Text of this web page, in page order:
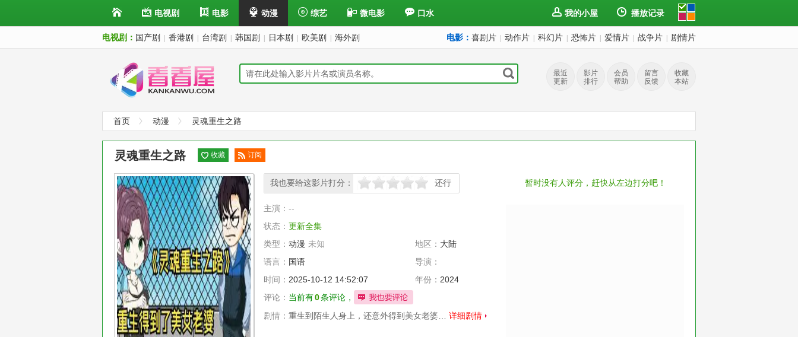
电视剧 电影 动漫 综艺 微电影 口水 我的小屋 播放记录
电视剧： 国产剧 香港剧 台湾剧 韩国剧 日本剧 欧美剧 海外剧 电影： 喜剧片 动作片 科幻片 恐怖片 爱情片 战争片 剧情片
最近
更新
影片
排行
会员
帮助
留言
反馈
收藏
本站
首页 动漫 灵魂重生之路
暂时没有人评分，赶快从左边打分吧！
灵魂重生之路 收藏
订阅
阅
我也要给这影片打分：
很差较差 还行推荐 力荐 还行
主演： --
状态： 更新全集
类型： 动漫 未知 地区： 大陆
语言： 国语
导演：
时间： 2025-10-12 14:52:07 年份： 2024
评论： 当前有0条评论，
剧情： 重生到陌生人身上，还意外得到美女老婆… 详细剧情